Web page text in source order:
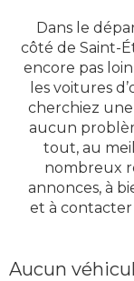
Dans le
côté de Saint-
encore pas
les voitures
cherchiez
aucun
tout, au
nombreux
annonces, à
et à
Aucun